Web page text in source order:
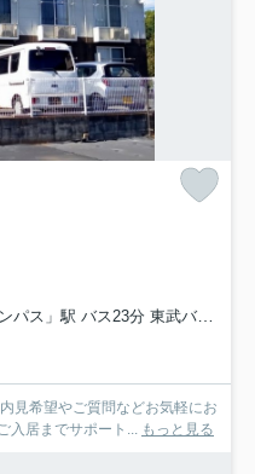
ス23分 東武バス「三間」 停歩7分
見希望やご質問などお気軽にお
入居までサポート... もっと見る